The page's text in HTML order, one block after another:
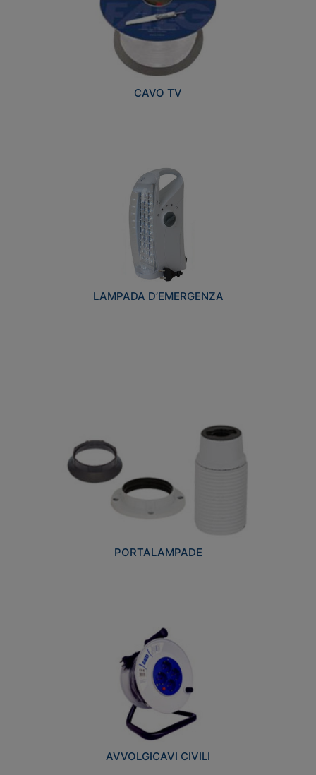
CAVO TV
LAMPADA D’EMERGENZA
PORTALAMPADE
AVVOLGICAVI CIVILI